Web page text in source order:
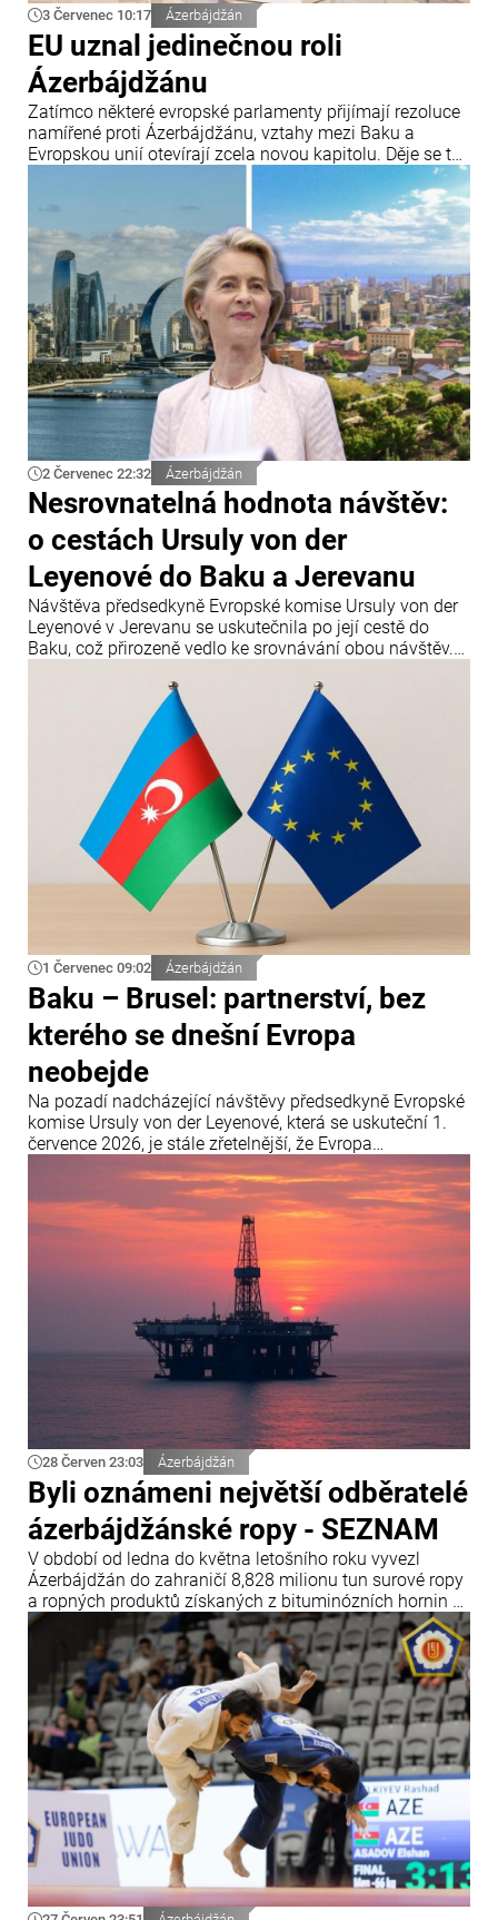
3 Červenec 10:17 Ázerbájdžán
EU uznal jedinečnou roli
Ázerbájdžánu
Zatímco některé evropské parlamenty přijímají rezoluce
namířené proti Ázerbájdžánu, vztahy mezi Baku a
Evropskou unií otevírají zcela novou kapitolu. Děje se tak
na takové úrovni, že jakékoli pokusy narušit spolupráci
mezi oběma stranami předem ztrácejí význam.
2 Červenec 22:32 Ázerbájdžán
Nesrovnatelná hodnota návštěv:
o cestách Ursuly von der
Leyenové do Baku a Jerevanu
Návštěva předsedkyně Evropské komise Ursuly von der
Leyenové v Jerevanu se uskutečnila po její cestě do
Baku, což přirozeně vedlo ke srovnávání obou návštěv.
spolupráce, diskuse o liberalizaci vízového režimu a
otevření evropského trhu pro arménské výrobky zněly
1 Červenec 09:02 Ázerbájdžán
Baku – Brusel: partnerství, bez
kterého se dnešní Evropa
neobejde
Na pozadí nadcházející návštěvy předsedkyně Evropské
komise Ursuly von der Leyenové, která se uskuteční 1.
července 2026, je stále zřetelnější, že Evropa
Ázerbájdžán kriticky potřebuje jako energetického i
strategického partnera.
28 Červen 23:03 Ázerbájdžán
Byli oznámeni největší odběratelé
ázerbájdžánské ropy - SEZNAM
V období od ledna do května letošního roku vyvezl
Ázerbájdžán do zahraničí 8,828 milionu tun surové ropy
a ropných produktů získaných z bituminózních hornin v
celkové hodnotě 5,121 miliardy amerických dolarů.
Vyplývá to ze statistik zahraničního obchodu
Ázerbájdžánu zveřejněných Státním celním výborem.